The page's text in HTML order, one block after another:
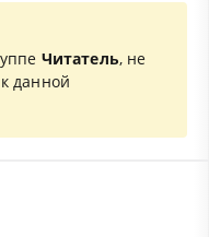
Читатель, не
данной